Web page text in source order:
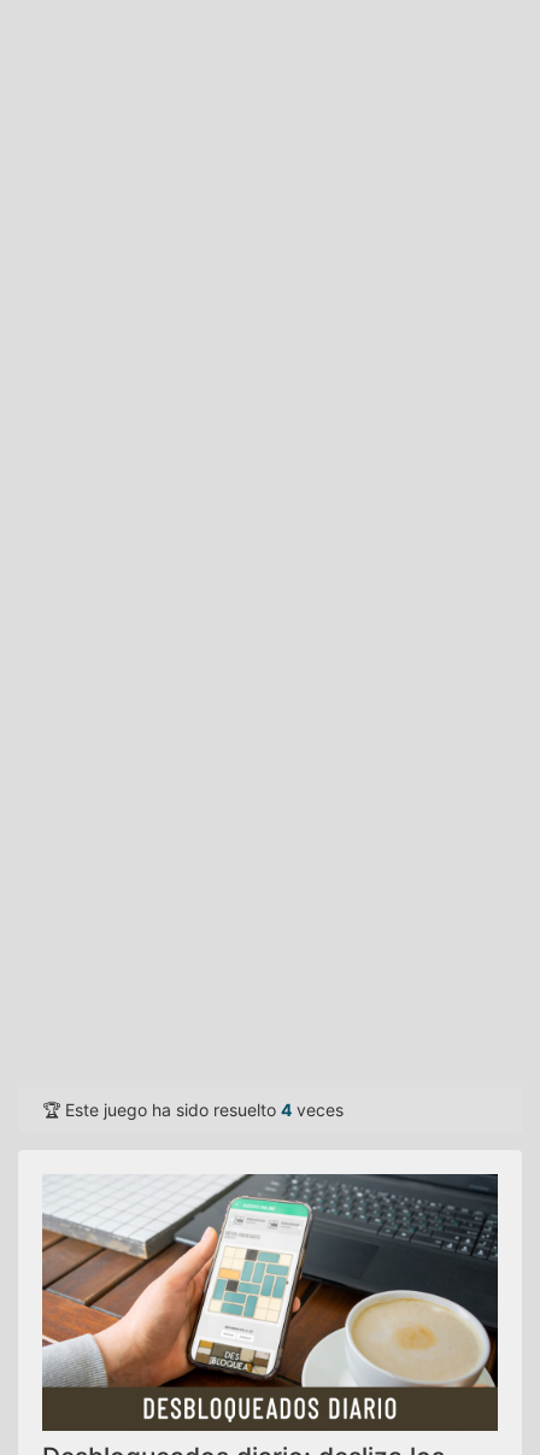
🏆 Este juego ha sido resuelto 4 veces